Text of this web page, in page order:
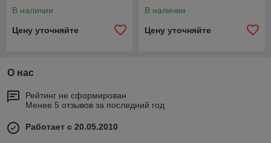
В наличии
Цену уточняйте
В наличии
Цену уточняйте
О нас
Рейтинг не сформирован
Менее 5 отзывов за последний год
Работает с 20.05.2010